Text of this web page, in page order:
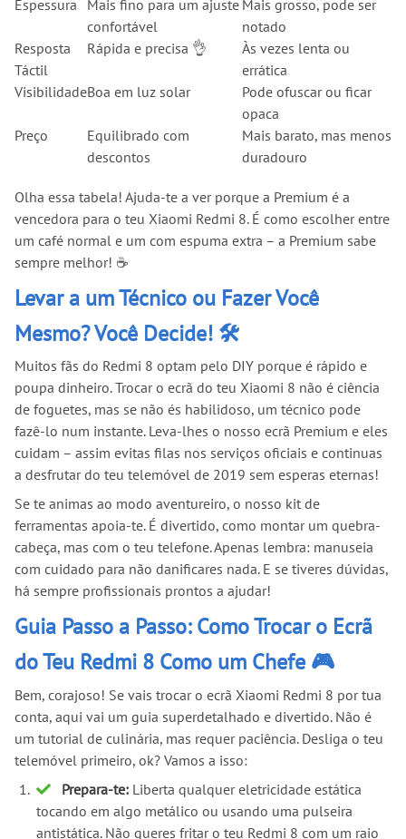
Espessura
Mais fino para um ajuste
confortável
Mais grosso, pode ser
notado
Resposta
Táctil
Rápida e precisa 👌
Às vezes lenta ou
errática
VisibilidadeBoa em luz solar
Pode ofuscar ou ficar
opaca
Preço
Equilibrado com
descontos
Mais barato, mas menos
duradouro
Olha essa tabela! Ajuda-te a ver porque a Premium é a
vencedora para o teu Xiaomi Redmi 8. É como escolher entre
um café normal e um com espuma extra – a Premium sabe
sempre melhor! ☕
Levar a um Técnico ou Fazer Você
Mesmo? Você Decide! 🛠️
Muitos fãs do Redmi 8 optam pelo DIY porque é rápido e
poupa dinheiro. Trocar o ecrã do teu Xiaomi 8 não é ciência
de foguetes, mas se não és habilidoso, um técnico pode
fazê-lo num instante. Leva-lhes o nosso ecrã Premium e eles
cuidam – assim evitas filas nos serviços oficiais e continuas
a desfrutar do teu telemóvel de 2019 sem esperas eternas!
Se te animas ao modo aventureiro, o nosso kit de
ferramentas apoia-te. É divertido, como montar um quebra-
cabeça, mas com o teu telefone. Apenas lembra: manuseia
com cuidado para não danificares nada. E se tiveres dúvidas,
há sempre profissionais prontos a ajudar!
Guia Passo a Passo: Como Trocar o Ecrã
do Teu Redmi 8 Como um Chefe 🎮
Bem, corajoso! Se vais trocar o ecrã Xiaomi Redmi 8 por tua
conta, aqui vai um guia superdetalhado e divertido. Não é
um tutorial de culinária, mas requer paciência. Desliga o teu
telemóvel primeiro, ok? Vamos a isso:
Prepara-te: Liberta qualquer eletricidade estática
tocando em algo metálico ou usando uma pulseira
antistática. Não queres fritar o teu Redmi 8 com um raio